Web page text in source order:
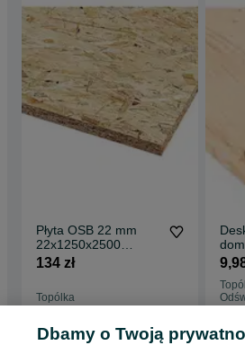
Płyta OSB 22 mm
22x1250x2500
budowlana
134 zł
Topólka
Dbamy o Twoją